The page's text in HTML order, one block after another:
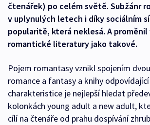
čtenářek) po celém světě. Subžánr
v uplynulých letech i díky sociálním
popularitě, která neklesá. A proměnil
romantické literatury jako takové.
Pojem romantasy vznikl spojením
romance a fantasy a knihy
charakteristice je nejlepší hledat
kolonkách young adult a new adult,
cílí na čtenáře od prahu dospívání